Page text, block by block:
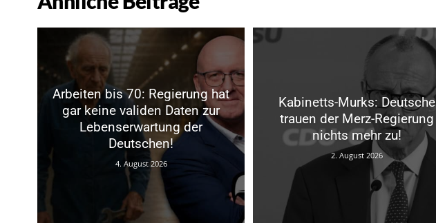
Arbeiten bis 70: Regierung hat
gar keine validen Daten zur
Lebenserwartung der
Deutschen!
4. August 2026
Kabinetts-Murks: Deutsche
trauen der Merz-Regierung
nichts mehr zu!
2. August 2026